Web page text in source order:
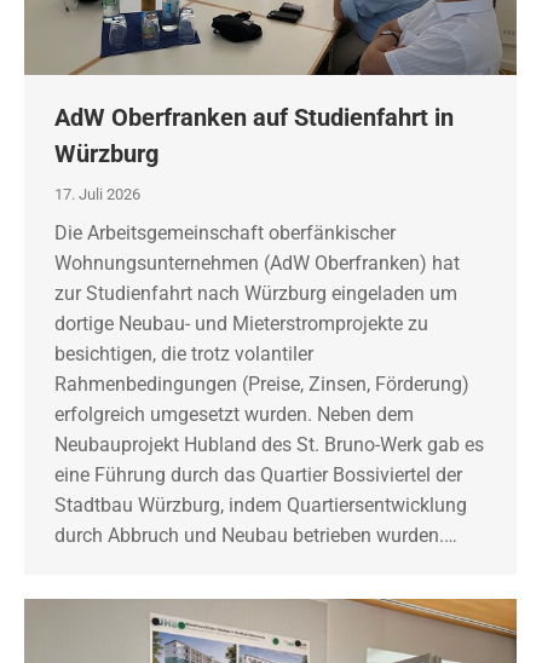
AdW Oberfranken auf Studienfahrt in
Würzburg
17. Juli 2026
Die Arbeitsgemeinschaft oberfänkischer
Wohnungsunternehmen (AdW Oberfranken) hat
zur Studienfahrt nach Würzburg eingeladen um
dortige Neubau- und Mieterstromprojekte zu
besichtigen, die trotz volantiler
Rahmenbedingungen (Preise, Zinsen, Förderung)
erfolgreich umgesetzt wurden. Neben dem
Neubauprojekt Hubland des St. Bruno-Werk gab es
eine Führung durch das Quartier Bossiviertel der
Stadtbau Würzburg, indem Quartiersentwicklung
durch Abbruch und Neubau betrieben wurden.…